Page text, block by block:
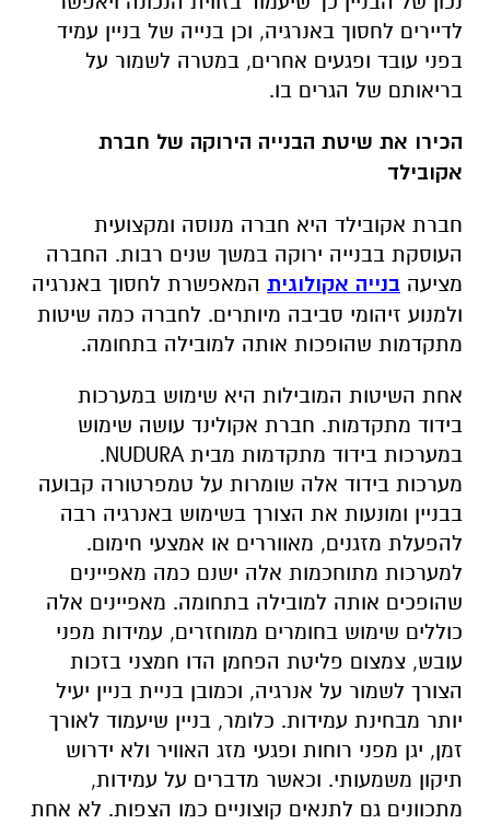
לדיירים לחסוך באנרגיה, וכן בנייה של בניין עמיד
בפני עובד ופגעים אחרים, במטרה לשמור על
בריאותם של הגרים בו.
הכירו את שיטת הבנייה הירוקה של חברת
אקובילד
חברת אקובילד היא חברה מנוסה ומקצועית
העוסקת בבנייה ירוקה במשך שנים רבות. החברה
מציעה בנייה אקולוגית המאפשרת לחסוך באנרגיה
ולמנוע זיהומי סביבה מיותרים. לחברה כמה שיטות
מתקדמות שהופכות אותה למובילה בתחומה.
אחת השיטות המובילות היא שימוש במערכות
בידוד מתקדמות. חברת אקולינד עושה שימוש
במערכות בידוד מתקדמות מבית NUDURA
.
מערכות בידוד אלה שומרות על טמפרטורה קבועה
בבניין ומונעות את הצורך בשימוש באנרגיה רבה
להפעלת מזגנים, מאווררים או אמצעי חימום.
למערכות מתוחכמות אלה ישנם כמה מאפיינים
שהופכים אותה למובילה בתחומה. מאפיינים אלה
כוללים שימוש בחומרים ממוחזרים, עמידות מפני
עובש, צמצום פליטת הפחמן הדו חמצני בזכות
הצורך לשמור על אנרגיה, וכמובן בניית בניין יעיל
יותר מבחינת עמידות. כלומר, בניין שיעמוד לאורך
זמן, יגן מפני רוחות ופגעי מזג האוויר ולא ידרוש
תיקון משמעותי. וכאשר מדברים על עמידות,
מתכוונים גם לתנאים קוצוניים כמו הצפות. לא אחת